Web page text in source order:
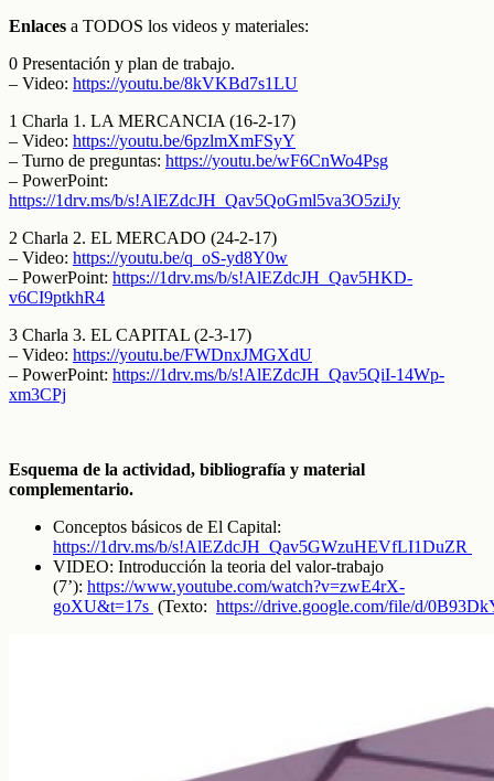
Enlaces a TODOS los videos y materiales:
0 Presentación y plan de trabajo.
– Video: https://youtu.be/8kVKBd7s1LU
1 Charla 1. LA MERCANCIA (16-2-17)
– Video: https://youtu.be/6pzlmXmFSyY
– Turno de preguntas: https://youtu.be/wF6CnWo4Psg
– PowerPoint:
https://1drv.ms/b/s!AlEZdcJH_Qav5QoGml5va3O5ziJy
2 Charla 2. EL MERCADO (24-2-17)
– Video: https://youtu.be/q_oS-yd8Y0w
– PowerPoint: https://1drv.ms/b/s!AlEZdcJH_Qav5HKD-
v6CI9ptkhR4
3 Charla 3. EL CAPITAL (2-3-17)
– Video: https://youtu.be/FWDnxJMGXdU
– PowerPoint: https://1drv.ms/b/s!AlEZdcJH_Qav5QiI-14Wp-
xm3CPj
Esquema de la actividad, bibliografía y material
complementario.
Conceptos básicos de El Capital:
https://1drv.ms/b/s!AlEZdcJH_Qav5GWzuHEVfLI1DuZR
VIDEO: Introducción la teoria del valor-trabajo
(7’): https://www.youtube.com/watch?v=zwE4rX-
goXU&t=17s (Texto: https://drive.google.com/file/d/